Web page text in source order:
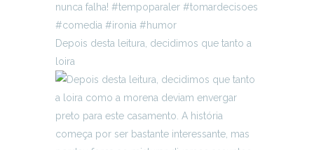
Depois desta leitura, decidimos que tanto a
loira